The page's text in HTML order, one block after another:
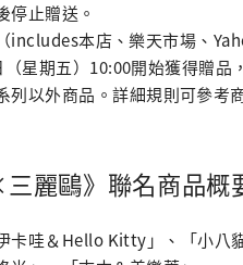
止贈送。
includes本店、樂天市場、
星期五）10:00開始獲得贈
以外商品。詳細規則可參考
三麗鷗》聯名商品概
卡哇＆Hello Kitty」、「小八